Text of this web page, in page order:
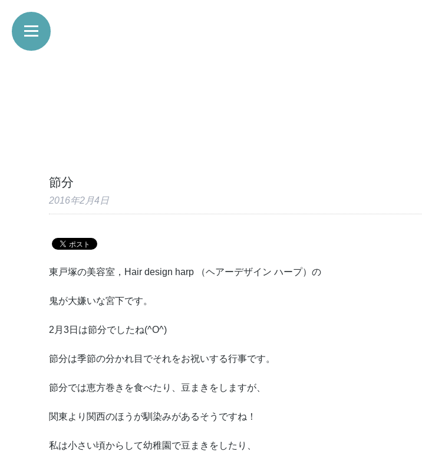
節分
2016年2月4日
東戸塚の美容室，Hair design harp （ヘアーデザイン ハープ）の
鬼が大嫌いな宮下です。
2月3日は節分でしたね(^O^)
節分は季節の分かれ目でそれをお祝いする行事です。
節分では恵方巻きを食べたり、豆まきをしますが、
関東より関西のほうが馴染みがあるそうですね！
私は小さい頃からして幼稚園で豆まきをしたり、